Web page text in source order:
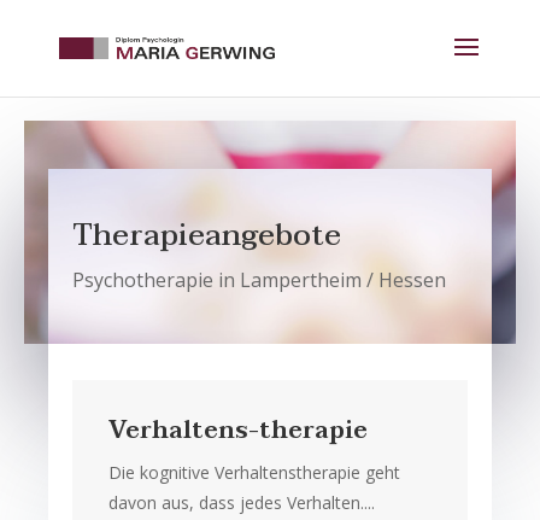
Therapieangebote
Psychotherapie in Lampertheim / Hessen
Verhaltens-therapie
Die kognitive Verhaltenstherapie geht
davon aus, dass jedes Verhalten....